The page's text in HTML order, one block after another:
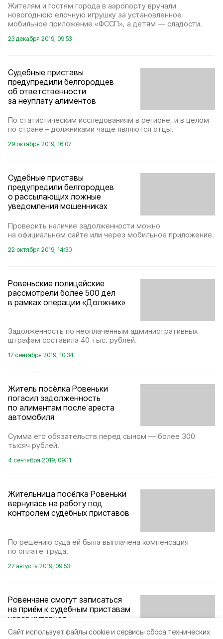
Cайт использует файлы cookie и сервисы сбора технических
Жителям и гостям города в аэропорту вручали
новогоднюю ёлочную игрушку за установленное
мобильное приложение «ФССП», а детям — сладости.
23 декабря 2019, 09:53
Судебные приставы
предупредили белгородцев
об ответственности
за неуплату алиментов
По статистическим исследованиям в регионе, и в целом
по стране – должниками чаще являются отцы.
29 октября 2019, 16:07
Судебные приставы
предупредили белгородцев
о рассылающих ложные
уведомления мошенниках
Проверить наличие задолженности можно
на официальном сайте или через мобильное приложение.
22 октября 2019, 14:30
Ровеньские полицейские
рассмотрели более 500 дел
в рамках операции «Должник»
Задолженность по неоплаченным административных
штрафам составила 40 тыс. рублей.
17 сентября 2019, 10:34
Житель посёлка Ровеньки
погасил задолженность
по алиментам после ареста
автомобиля
Сумма его обязательств перед сыном — более 300
тысяч рублей.
4 сентября 2019, 09:11
Жительница посёлка Ровеньки
вернулась на работу под
контролем судебных приставов
По решению суда ей была выплачена компенсация
по оплате труда.
27 августа 2019, 09:53
Ровенчане смогут записаться
на приём к судебным приставам
через интернет